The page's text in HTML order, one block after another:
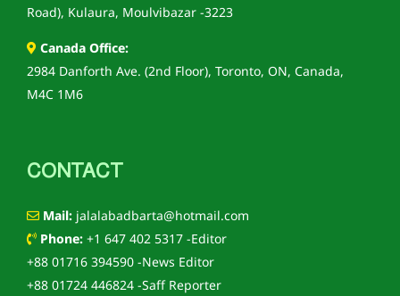
Road), Kulaura, Moulvibazar -3223
Canada Office:
2984 Danforth Ave. (2nd Floor), Toronto, ON, Canada,
M4C 1M6
CONTACT
Mail: jalalabadbarta@hotmail.com
Phone: +1 647 402 5317 -Editor
+88 01716 394590 -News Editor
+88 01724 446824 -Saff Reporter